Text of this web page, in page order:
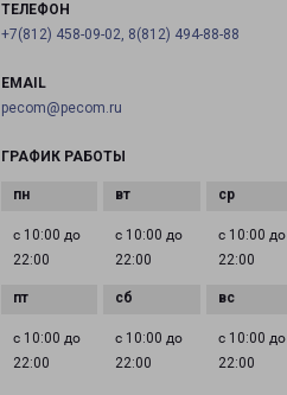
ТЕЛЕФОН
+7(812) 458-09-02, 8(812) 494-88-88
EMAIL
pecom@pecom.ru
ГРАФИК РАБОТЫ
с 10:00 до
22:00
с 10:00 до
22:00
с 10:00 до
22:00
с 10:00 до
22:00
с 10:00 до
22:00
с 10:00 до
22:00